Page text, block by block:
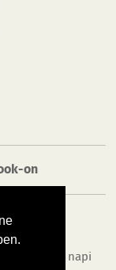
on
képek, napi